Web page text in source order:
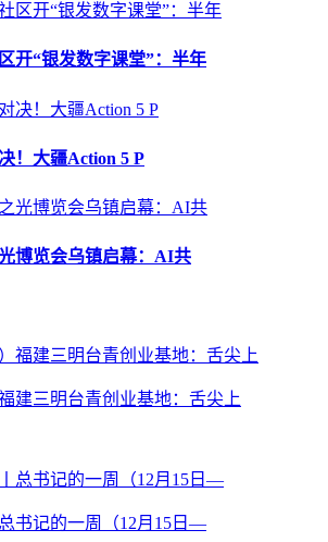
开“银发数字课堂”：半年
！大疆Action 5 P
博览会乌镇启幕：AI共
建三明台青创业基地：舌尖上
书记的一周（12月15日—